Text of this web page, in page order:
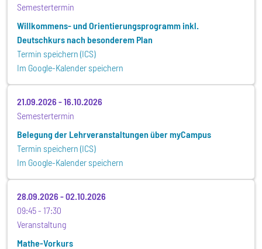
Semestertermin
Willkommens- und Orientierungsprogramm inkl.
Deutschkurs nach besonderem Plan
Termin speichern (ICS)
Im Google-Kalender speichern
21.09.2026 -16.10.2026
Semestertermin
Belegung der Lehrveranstaltungen über myCampus
Termin speichern (ICS)
Im Google-Kalender speichern
28.09.2026 -02.10.2026
09:45
17:30
Veranstaltung
Mathe-Vorkurs